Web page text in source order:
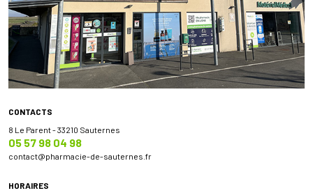
CONTACTS
8 Le Parent - 33210 Sauternes
05 57 98 04 98
contact@pharmacie-de-sauternes.fr
HORAIRES